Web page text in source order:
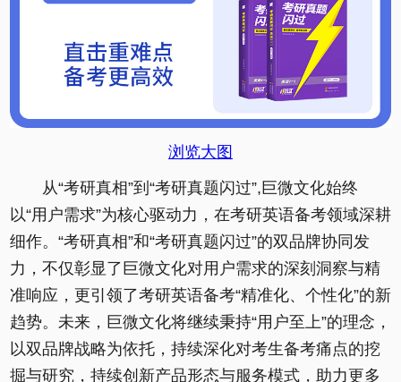
浏览大图
从“考研真相”到“考研真题闪过”,巨微文化始终
以“用户需求”为核心驱动力，在考研英语备考领域深耕
细作。“考研真相”和“考研真题闪过”的双品牌协同发
力，不仅彰显了巨微文化对用户需求的深刻洞察与精
准响应，更引领了考研英语备考“精准化、个性化”的新
趋势。未来，巨微文化将继续秉持“用户至上”的理念，
以双品牌战略为依托，持续深化对考生备考痛点的挖
掘与研究，持续创新产品形态与服务模式，助力更多